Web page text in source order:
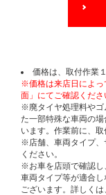
価格は、取付作業
※価格は来店日によっ
面」にてご確認くださ
※廃タイヤ処理料やゴ
た一部特殊な車両の
います。作業前に、取
※店舗、車両タイプ、
ください。
※お車を店頭で確認し
車両タイプ等が適合
ございます。詳しくは